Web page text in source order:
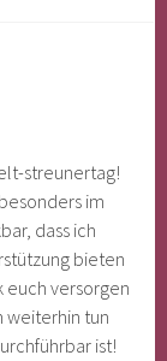
streunertag!
im
dass ich
bieten
euch versorgen
weiterhin tun
ist!